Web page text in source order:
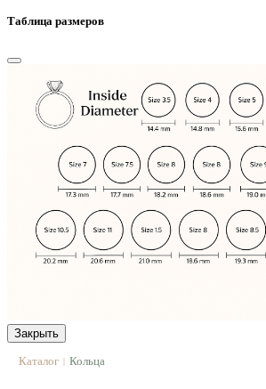
Таблица размеров
Закрыть
Каталог | Кольца